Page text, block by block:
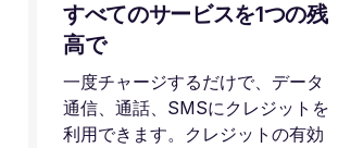
すべてのサービスを1つの残
高で
一度チャージするだけで、データ
通信、通話、SMSにクレジットを
利用できます。クレジットの有効